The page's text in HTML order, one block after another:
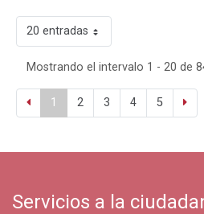
20 entradas
Mostrando el intervalo 1 - 20 de
1 2 3 4 5
Servicios a la